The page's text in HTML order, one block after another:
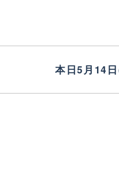
本日5月14